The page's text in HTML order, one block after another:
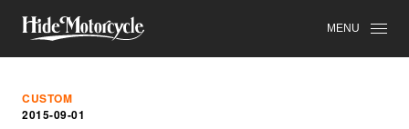
MENU
CUSTOM
2015-09-01